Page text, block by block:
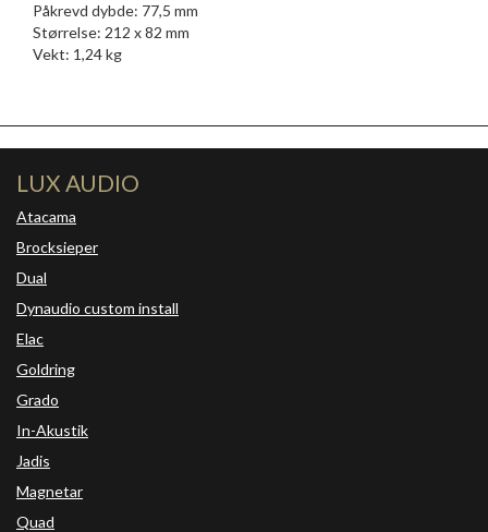
Påkrevd dybde: 77,5 mm
Størrelse: 212 x 82 mm
Vekt: 1,24 kg
LUX AUDIO
Atacama
Brocksieper
Dual
Dynaudio custom install
Elac
Goldring
Grado
In-Akustik
Jadis
Magnetar
Quad